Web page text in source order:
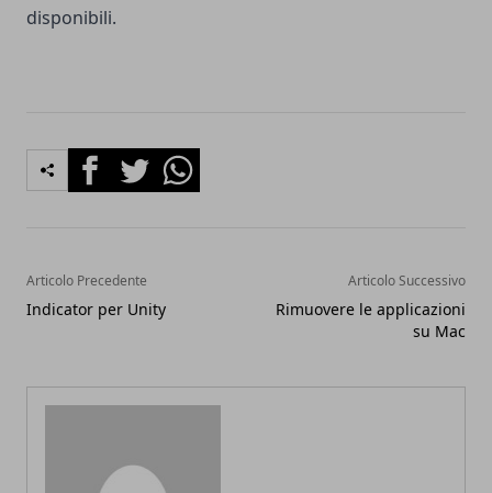
disponibili.
FacebookTwitterWhatsapp
Articolo Precedente
Indicator per Unity
Articolo Successivo
Rimuovere le applicazioni
su Mac